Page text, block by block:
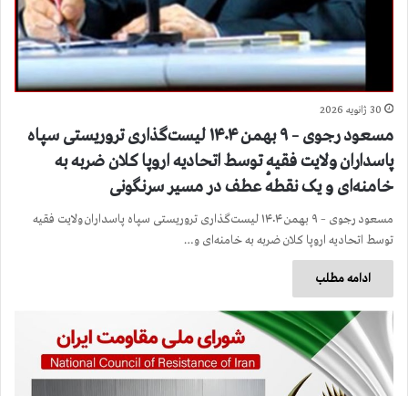
30 ژانویه 2026
مسعود رجوی – ۹ بهمن ۱۴۰۴ لیست‌گذاری تروریستی سپاه
پاسداران ولایت فقیه توسط اتحادیه اروپا کلان ضربه به
خامنه‌ای و یک نقطهٔ عطف در مسیر سرنگونی
مسعود رجوی – ۹ بهمن ۱۴۰۴ لیست‌گذاری تروریستی سپاه پاسداران ولایت فقیه
توسط اتحادیه اروپا کلان ضربه به خامنه‌ای و…
ادامه مطلب